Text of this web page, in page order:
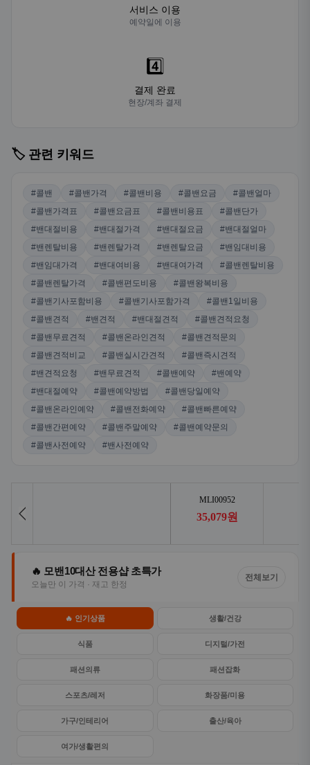
서비스 이용
예약일에 이용
4️⃣
결제 완료
현장/계좌 결제
🏷️ 관련 키워드
#콜밴 #콜밴가격 #콜밴비용 #콜밴요금
#콜밴얼마
#콜밴가격표
#콜밴요금표 #콜밴비용표
#콜밴단가
#밴대절비용
#밴대절가격 #밴대절요금
#밴대절얼마
#밴렌탈비용
#밴렌탈가격 #밴렌탈요금
#밴임대비용
#밴임대가격
#밴대여비용 #밴대여가격
#콜밴렌탈비용
#콜밴렌탈가격
#콜밴편도비용
#콜밴왕복비용
#콜밴기사포함비용
#콜밴기사포함가격
#콜밴1일비용
#콜밴견적
#밴견적 #밴대절견적
#콜밴견적요청
#콜밴무료견적
#콜밴온라인견적
#콜밴견적문의
#콜밴견적비교
#콜밴실시간견적
#콜밴즉시견적
#밴견적요청
#밴무료견적 #콜밴예약
#밴예약
#밴대절예약
#콜밴예약방법
#콜밴당일예약
#콜밴온라인예약
#콜밴전화예약
#콜밴빠른예약
#콜밴간편예약
#콜밴주말예약
#콜밴예약문의
#콜밴사전예약
#밴사전예약
🔥 모밴10대산 전용샵 초특가
오늘만 이 가격 · 재고 한정
전체보기
🔥 인기상품 생활/건강
식품 디지털/가전
패션의류 패션잡화
스포츠/레저 화장품/미용
가구/인테리어 출산/육아
여가/생활편의